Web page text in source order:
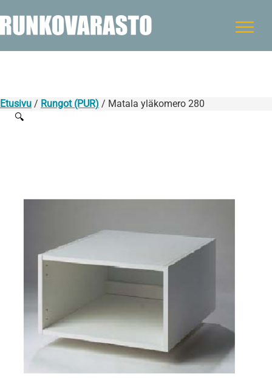
Etusivu / Rungot (PUR) / Matala yläkomero 280
🔍